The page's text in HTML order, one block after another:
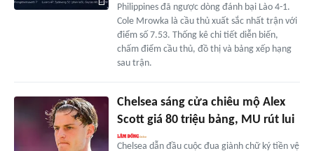
Philippines đã ngược dòng đánh bại Lào 4-1.
Cole Mrowka là cầu thủ xuất sắc nhất trận với
điểm số 7.53. Thống kê chi tiết diễn biến,
chấm điểm cầu thủ, đồ thị và bảng xếp hạng
sau trận.
Chelsea sáng cửa chiêu mộ Alex
Scott giá 80 triệu bảng, MU rút lui
Chelsea dẫn đầu cuộc đua giành chữ ký tiền vệ